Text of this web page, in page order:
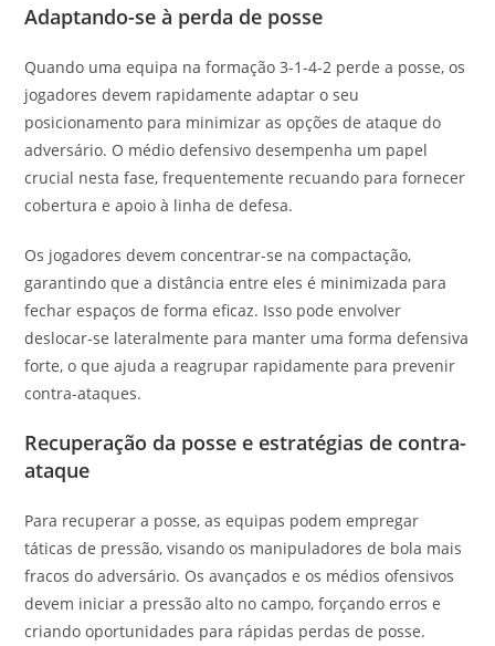
Adaptando-se à perda de posse
Quando uma equipa na formação 3-1-4-2 perde a posse, os
jogadores devem rapidamente adaptar o seu
posicionamento para minimizar as opções de ataque do
adversário. O médio defensivo desempenha um papel
crucial nesta fase, frequentemente recuando para fornecer
cobertura e apoio à linha de defesa.
Os jogadores devem concentrar-se na compactação,
garantindo que a distância entre eles é minimizada para
fechar espaços de forma eficaz. Isso pode envolver
deslocar-se lateralmente para manter uma forma defensiva
forte, o que ajuda a reagrupar rapidamente para prevenir
contra-ataques.
Recuperação da posse e estratégias de contra-
ataque
Para recuperar a posse, as equipas podem empregar
táticas de pressão, visando os manipuladores de bola mais
fracos do adversário. Os avançados e os médios ofensivos
devem iniciar a pressão alto no campo, forçando erros e
criando oportunidades para rápidas perdas de posse.